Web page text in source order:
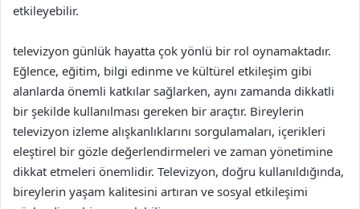
etkileyebilir.
televizyon günlük hayatta çok yönlü bir rol oynamaktadır.
Eğlence, eğitim, bilgi edinme ve kültürel etkileşim gibi
alanlarda önemli katkılar sağlarken, aynı zamanda dikkatli
bir şekilde kullanılması gereken bir araçtır. Bireylerin
televizyon izleme alışkanlıklarını sorgulamaları, içerikleri
eleştirel bir gözle değerlendirmeleri ve zaman yönetimine
dikkat etmeleri önemlidir. Televizyon, doğru kullanıldığında,
bireylerin yaşam kalitesini artıran ve sosyal etkileşimi